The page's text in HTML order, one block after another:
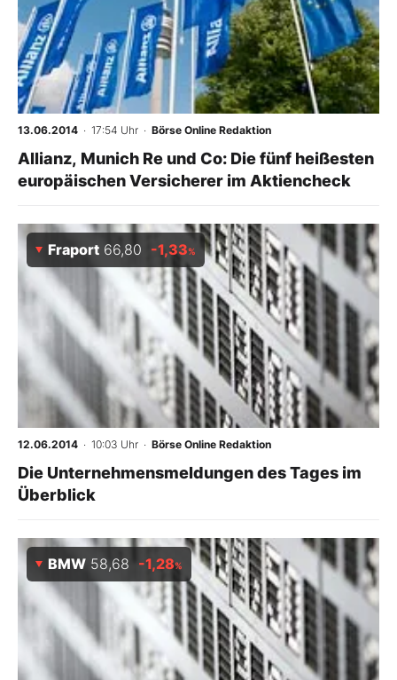
13.06.2014 · 17:54 Uhr · Börse Online Redaktion
Allianz, Munich Re und Co: Die fünf heißesten
europäischen Versicherer im Aktiencheck
Fraport 66,80 -1,33%
12.06.2014 · 10:03 Uhr · Börse Online Redaktion
Die Unternehmensmeldungen des Tages im
Überblick
BMW 58,68 -1,28%